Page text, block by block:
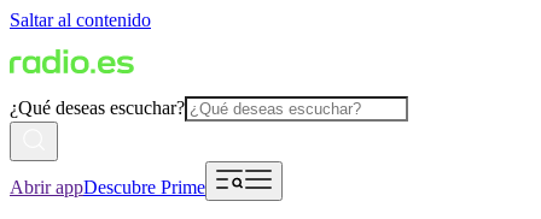
Saltar al contenido
¿Qué deseas escuchar?
Abrir appDescubre Prime